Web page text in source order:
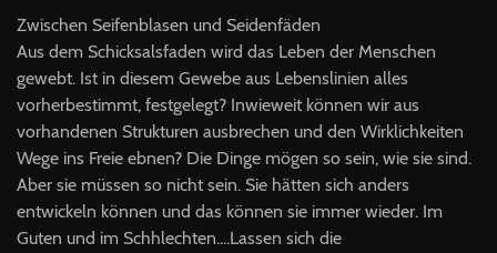
Zwischen Seifenblasen und Seidenfäden
Aus dem Schicksalsfaden wird das Leben der Menschen
gewebt. Ist in diesem Gewebe aus Lebenslinien alles
vorherbestimmt, festgelegt? Inwieweit können wir aus
vorhandenen Strukturen ausbrechen und den Wirklichkeiten
Wege ins Freie ebnen? Die Dinge mögen so sein, wie sie sind.
Aber sie müssen so nicht sein. Sie hätten sich anders
entwickeln können und das können sie immer wieder. Im
Guten und im Schhlechten....Lassen sich die